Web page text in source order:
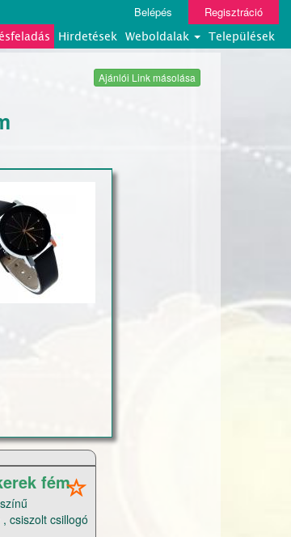
Belépés Regisztráció
Hirdetések Weboldalak Települések
Ajánlói Link másolása
fém
csiszolt csillogó